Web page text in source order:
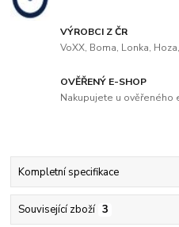
VÝROBCI Z ČR
VoXX, Boma, Lonka,
OVĚŘENÝ E-SHOP
Nakupujete u ověřeného
Kompletní specifikace
Související zboží 3